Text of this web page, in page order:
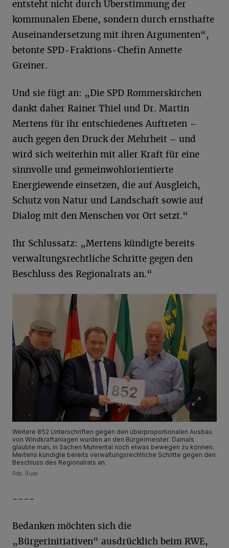
entsteht nicht durch Überstimmung der
kommunalen Ebene, sondern durch ernsthafte
Auseinandersetzung mit ihren Argumenten“,
betonte SPD-Fraktions-Chefin Annette
Greiner.
Und sie fügt an: „Die SPD Rommerskirchen
dankt daher Rainer Thiel und Dr. Martin
Mertens für ihr entschiedenes Auftreten –
auch gegen den Druck der Mehrheit – und
wird sich weiterhin mit aller Kraft für eine
sinnvolle und gemeinwohlorientierte
Energiewende einsetzen, die auf Ausgleich,
Schutz von Natur und Landschaft sowie auf
Dialog mit den Menschen vor Ort setzt.“
Ihr Schlussatz: „Mertens kündigte bereits
verwaltungsrechtliche Schritte gegen den
Beschluss des Regionalrats an.“
Weitere 852 Unterschriften gegen den überproportionalen Ausbau
von Windkraftanlagen wurden an den Bürgermeister. Damals
glaubte man, in Sachen Muhrental noch etwas bewegen zu können.
Mertens kündigte bereits verwaltungsrechtliche Schritte gegen den
Beschluss des Regionalrats an.
Foto: Bude
----
Bedanken möchten sich die
„Bürgerinitiativen“ ausdrücklich beim RWE,